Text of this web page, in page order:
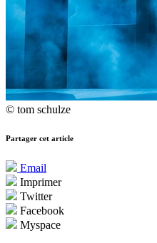
© tom schulze
Partager cet article
Email
Imprimer
Twitter
Facebook
Myspace